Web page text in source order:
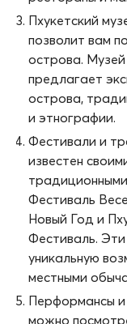
Пхукетский
позволит вам
острова.
предлагает
острова,
и этнографии.
Фестивали и
известен
Фестиваль
Новый Год и
Фестиваль.
уникальную
местными
Перформансы и
можно